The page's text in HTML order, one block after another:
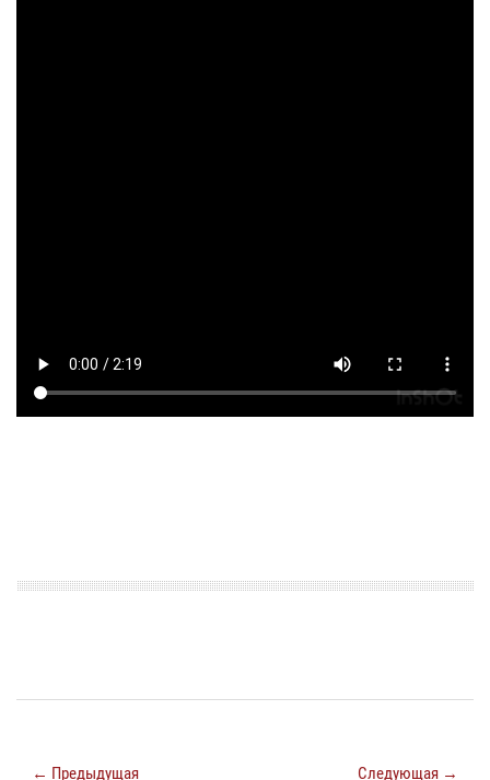
← Предыдущая Следующая →